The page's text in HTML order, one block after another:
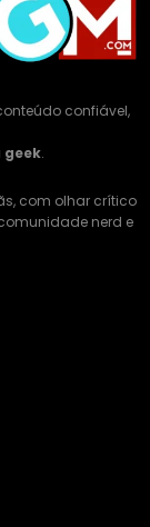
confiável,
.
com olhar crítico
nerd e